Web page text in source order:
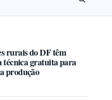
rurais do DF têm
técnica gratuita para
produção